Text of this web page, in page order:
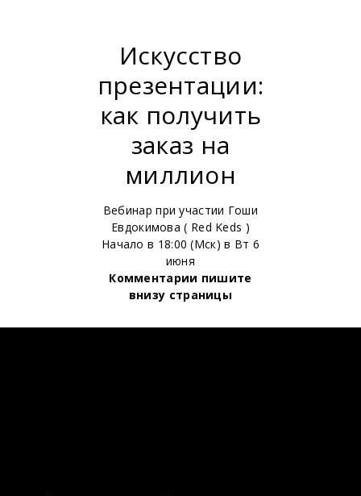
Искусство
презентации:
как получить
заказ на
миллион
Вебинар при участии Гоши
Евдокимова ( Red Keds )
Начало в 18:00 (Мск) в Вт 6
июня
Комментарии пишите
внизу страницы